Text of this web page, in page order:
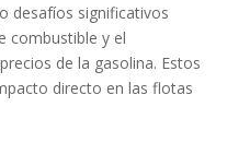
desafíos significativos
combustible y el
de la gasolina. Estos
directo en las flotas